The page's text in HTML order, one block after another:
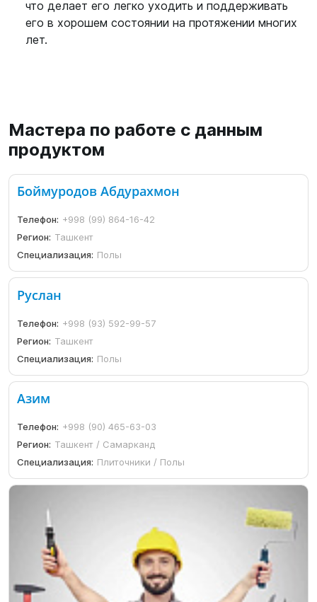
что делает его легко уходить и поддерживать
его в хорошем состоянии на протяжении многих
лет.
Мастера по работе с данным
продуктом
Боймуродов Абдурахмон
Телефон: +998 (99) 864-16-42
Регион: Ташкент
Специализация: Полы
Руслан
Телефон: +998 (93) 592-99-57
Регион: Ташкент
Специализация: Полы
Азим
Телефон: +998 (90) 465-63-03
Регион: Ташкент / Самарканд
Специализация: Плиточники / Полы